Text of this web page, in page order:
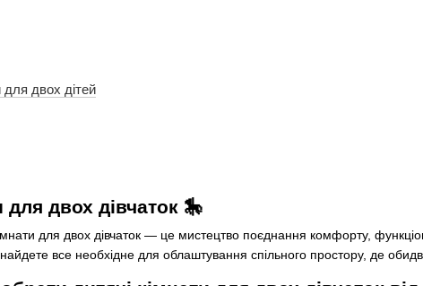
для двох дівчаток 🎠
для двох дівчаток — це мистецтво поєднання комфорту,
все необхідне для облаштування спільного простору, де
для двох дітей